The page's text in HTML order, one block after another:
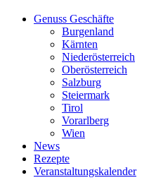
Genuss Geschäfte
Burgenland
Kärnten
Niederösterreich
Oberösterreich
Salzburg
Steiermark
Tirol
Vorarlberg
Wien
News
Rezepte
Veranstaltungskalender